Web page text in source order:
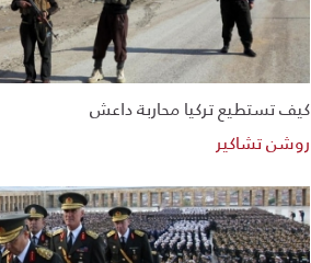
كيف تستطيع تركيا محاربة داعش
روشن تشاكير